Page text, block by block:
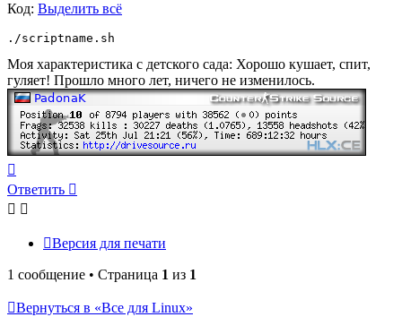
Код: Выделить всё
./scriptname.sh
Моя характеристика с детского сада: Хорошо кушает, спит,
гуляет! Прошло много лет, ничего не изменилось.
к
началу
Ответить
Версия для печати
1 сообщение • Страница 1 из 1
Вернуться в «Все для Linux»